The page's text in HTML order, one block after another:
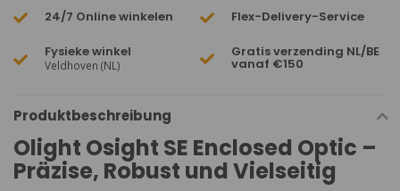
24/7 Online winkelen Flex-Delivery-Service
Fysieke winkel
Veldhoven (NL)
Gratis verzending NL/BE
vanaf €150
Produktbeschreibung
Olight Osight SE Enclosed Optic –
Präzise, Robust und Vielseitig